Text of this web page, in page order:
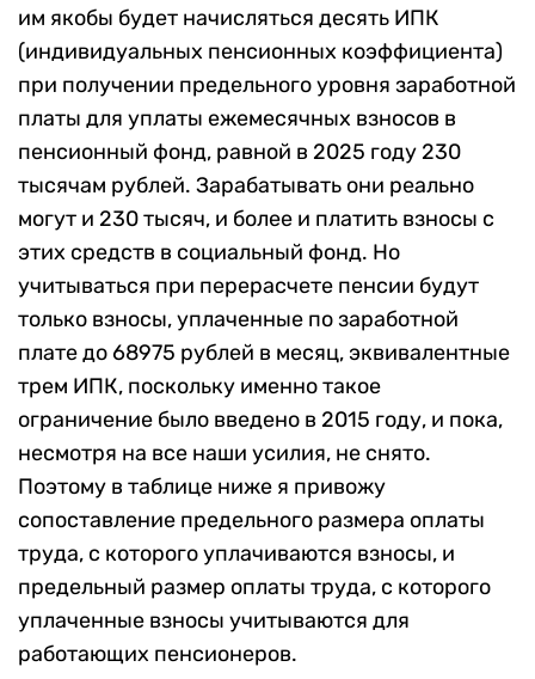
им якобы будет начисляться десять ИПК
(индивидуальных пенсионных коэффициента)
при получении предельного уровня заработной
платы для уплаты ежемесячных взносов в
пенсионный фонд, равной в 2025 году 230
тысячам рублей. Зарабатывать они реально
могут и 230 тысяч, и более и платить взносы с
этих средств в социальный фонд. Но
учитываться при перерасчете пенсии будут
только взносы, уплаченные по заработной
плате до 68975 рублей в месяц, эквивалентные
трем ИПК, поскольку именно такое
ограничение было введено в 2015 году, и пока,
несмотря на все наши усилия, не снято.
Поэтому в таблице ниже я привожу
сопоставление предельного размера оплаты
труда, с которого уплачиваются взносы, и
предельный размер оплаты труда, с которого
уплаченные взносы учитываются для
работающих пенсионеров.